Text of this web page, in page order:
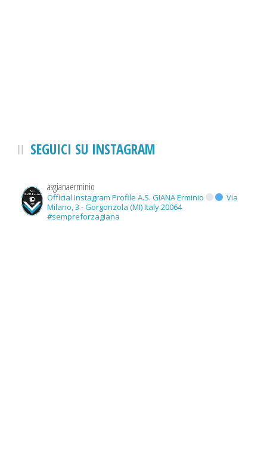
SEGUICI SU INSTAGRAM
asgianaerminio
Official Instagram Profile A.S. GIANA Erminio
Via
Milano, 3 - Gorgonzola (MI) Italy 20064
#sempreforzagiana